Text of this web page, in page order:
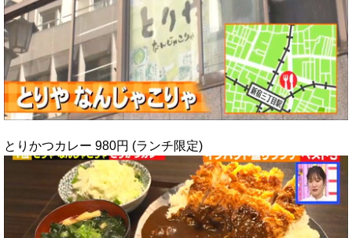
とりかつカレー 980円 (ランチ限定)